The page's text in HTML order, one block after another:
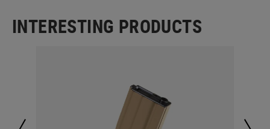
INTERESTING PRODUCTS